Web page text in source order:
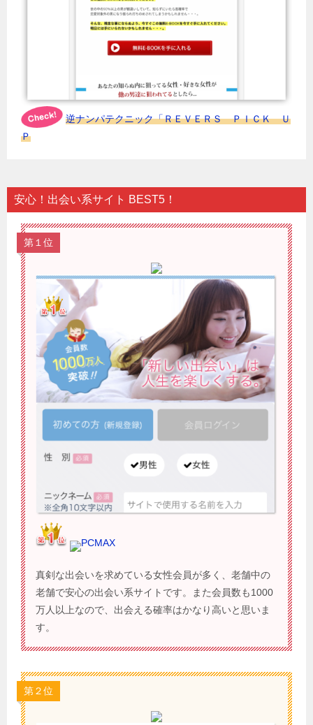
逆ナンパテクニック「ＲＥＶＥＲＳ ＰＩＣＫ Ｕ
Ｐ
安心！出会い系サイト BEST5！
第１位
PCMAX
真剣な出会いを求めている女性会員が多く、老舗中の
老舗で安心の出会い系サイトです。また会員数も1000
万人以上なので、出会える確率はかなり高いと思いま
す。
第２位